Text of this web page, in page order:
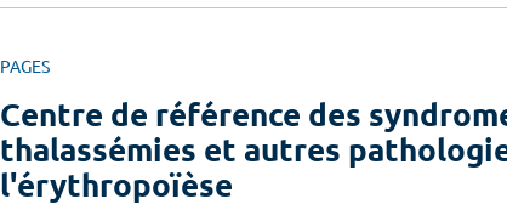
PAGES
Centre de référence des
thalassémies et autres
l'érythropoïèse